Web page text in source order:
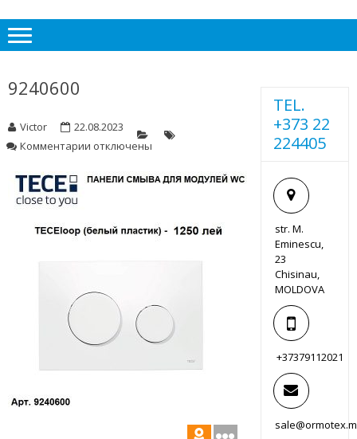
9240600
Victor
22.08.2023
Комментарии к
9240600
отключены
TEL.
+373 22
224405
str. M.
Eminescu,
23
Chisinau,
MOLDOVA
+37379112021